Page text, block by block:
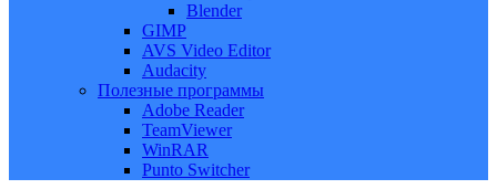
Blender
GIMP
AVS Video Editor
Audacity
Полезные программы
Adobe Reader
TeamViewer
WinRAR
Punto Switcher